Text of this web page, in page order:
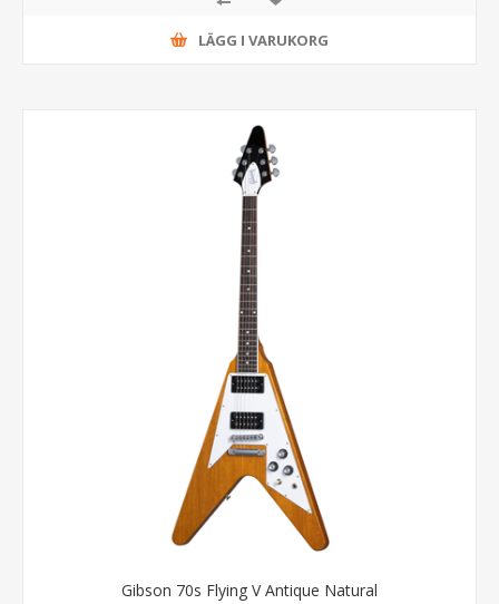
LÄGG I VARUKORG
Gibson 70s Flying V Antique Natural